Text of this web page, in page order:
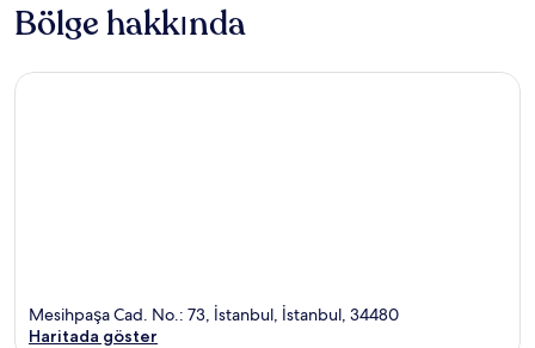
Bölge hakkında
Mesihpaşa Cad. No.: 73, İstanbul, İstanbul, 34480
Haritada göster